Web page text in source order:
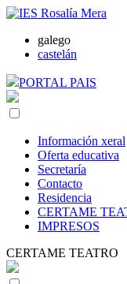
galego
castelán
PORTAL PAIS
Información xeral
Oferta educativa
Secretaría
Contacto
Residencia
CERTAME
IMPRESOS
CERTAME TEATRO